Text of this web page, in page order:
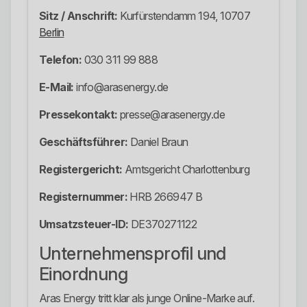
Sitz / Anschrift: Kurfürstendamm 194, 10707
Berlin
Telefon: 030 311 99 888
E-Mail: info@arasenergy.de
Pressekontakt: presse@arasenergy.de
Geschäftsführer: Daniel Braun
Registergericht: Amtsgericht Charlottenburg
Registernummer: HRB 266947 B
Umsatzsteuer-ID: DE370271122
Unternehmensprofil und
Einordnung
Aras Energy tritt klar als junge Online-Marke auf.